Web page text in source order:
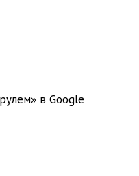
в Google